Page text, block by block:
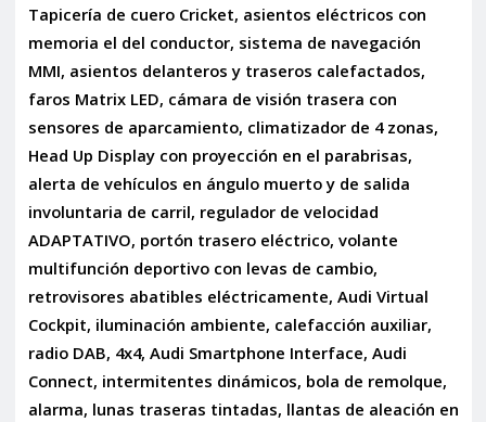
Tapicería de cuero Cricket, asientos eléctricos con
memoria el del conductor, sistema de navegación
MMI, asientos delanteros y traseros calefactados,
faros Matrix LED, cámara de visión trasera con
sensores de aparcamiento, climatizador de 4 zonas,
Head Up Display con proyección en el parabrisas,
alerta de vehículos en ángulo muerto y de salida
involuntaria de carril, regulador de velocidad
ADAPTATIVO, portón trasero eléctrico, volante
multifunción deportivo con levas de cambio,
retrovisores abatibles eléctricamente, Audi Virtual
Cockpit, iluminación ambiente, calefacción auxiliar,
radio DAB, 4x4, Audi Smartphone Interface, Audi
Connect, intermitentes dinámicos, bola de remolque,
alarma, lunas traseras tintadas, llantas de aleación en